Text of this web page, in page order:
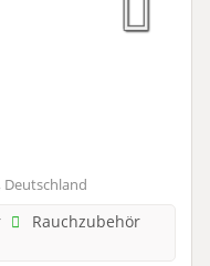
Deutschland
Rauchzubehör